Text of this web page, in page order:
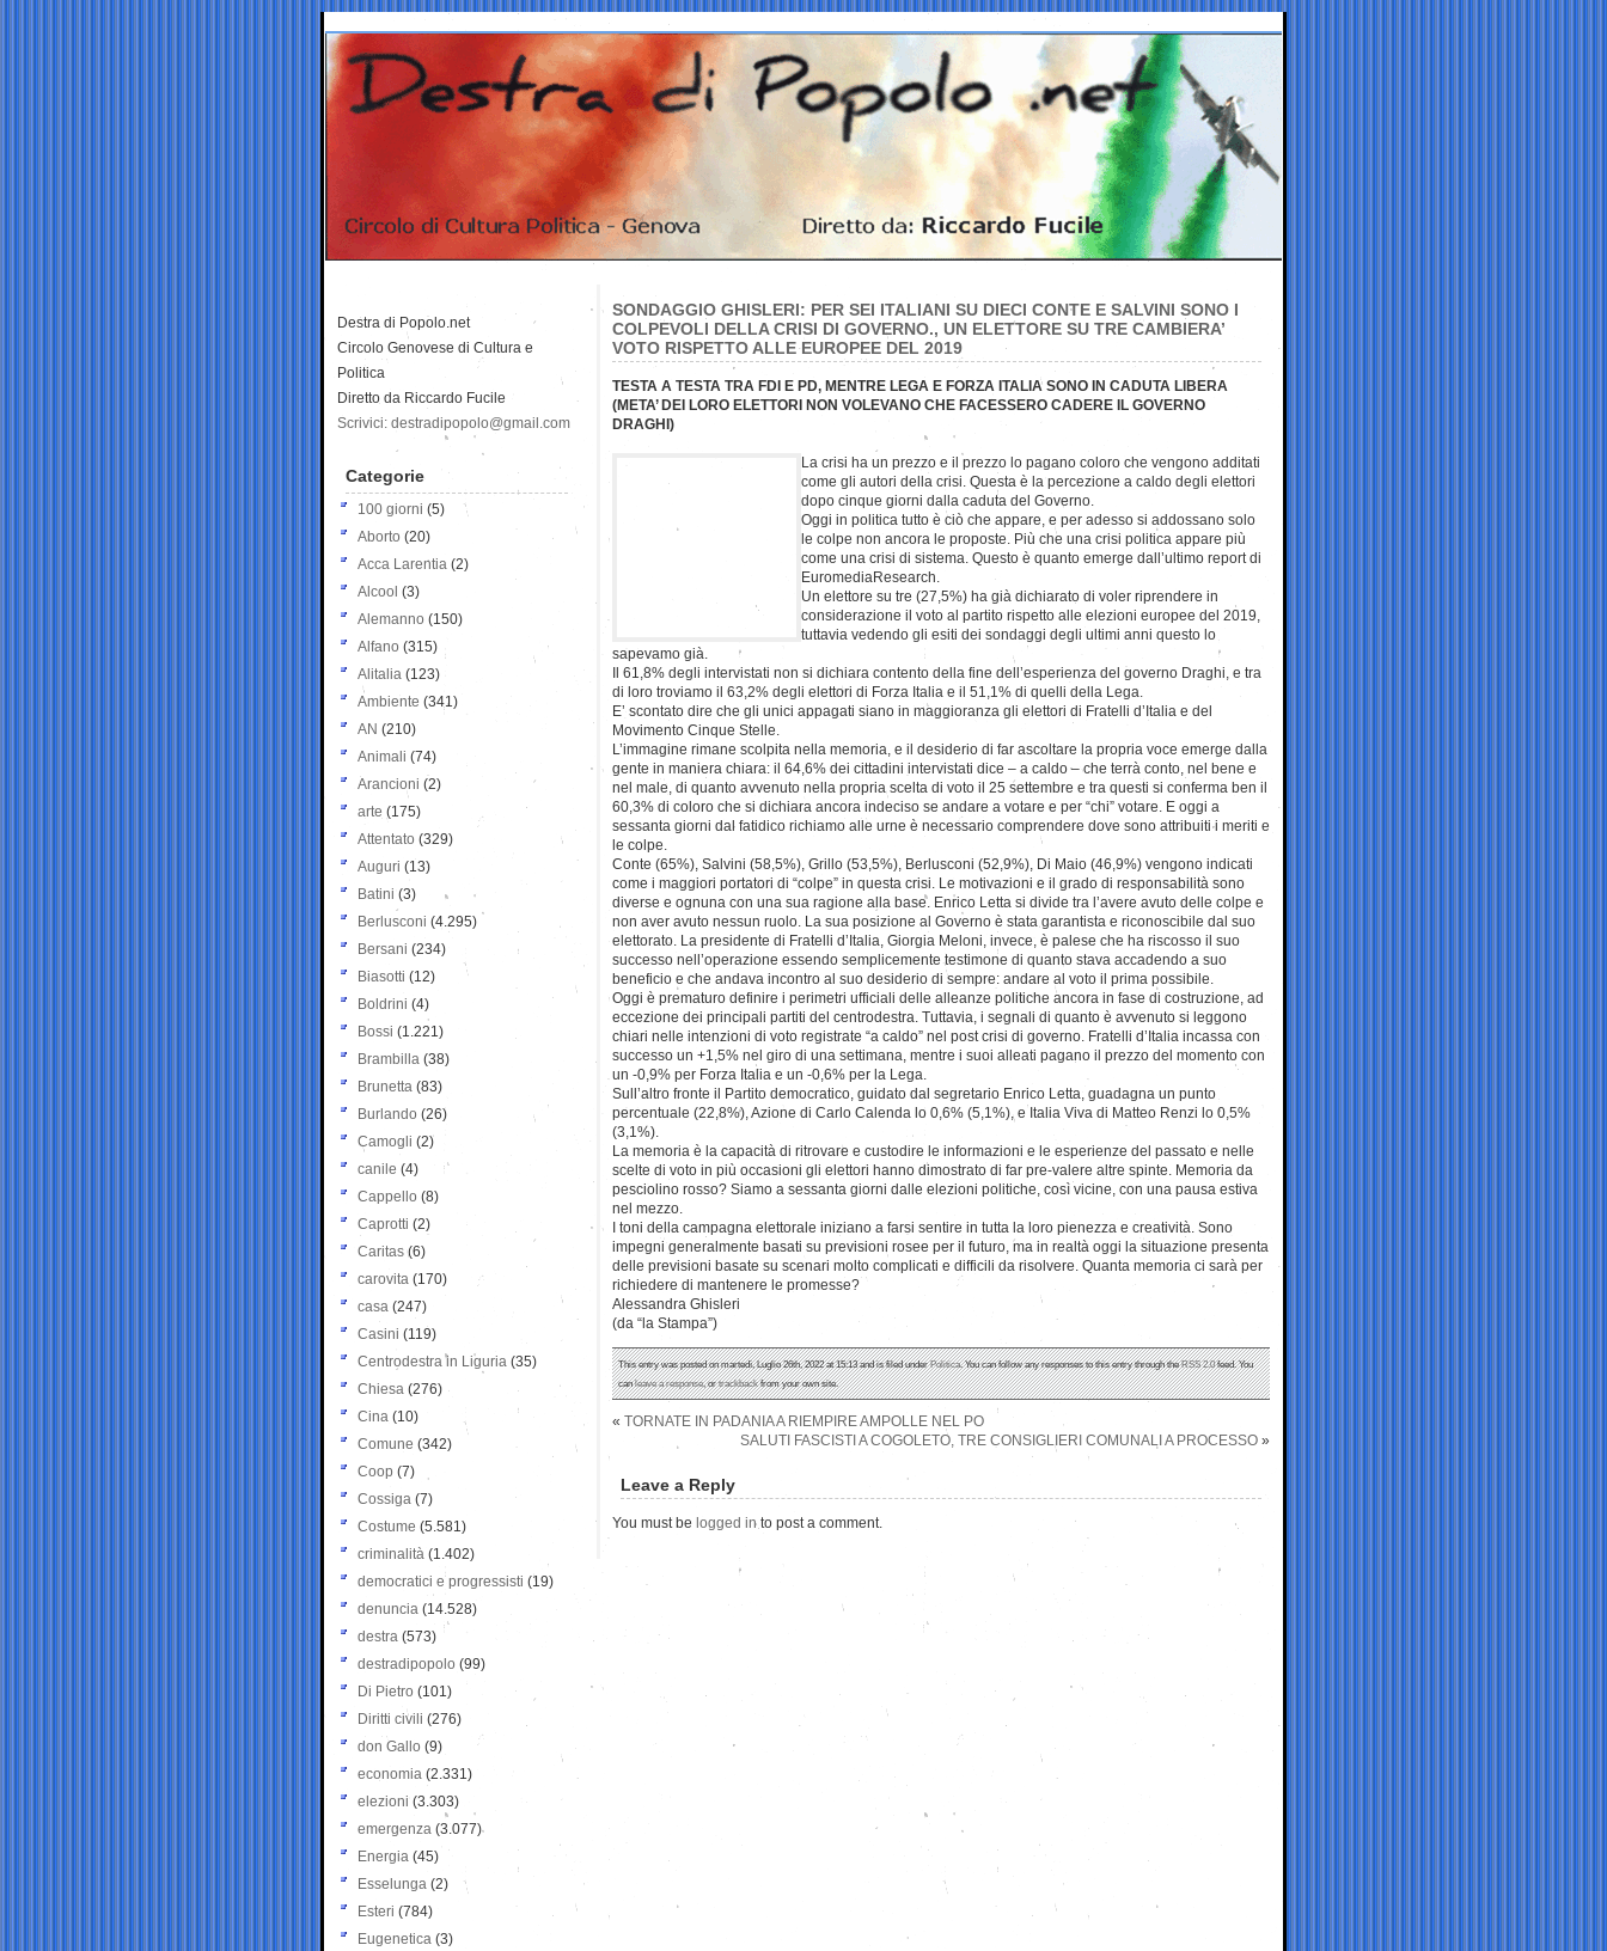
SONDAGGIO GHISLERI: PER SEI ITALIANI SU DIECI CONTE E SALVINI SONO I
COLPEVOLI DELLA CRISI DI GOVERNO., UN ELETTORE SU TRE CAMBIERA’
VOTO RISPETTO ALLE EUROPEE DEL 2019
TESTA A TESTA TRA FDI E PD, MENTRE LEGA E FORZA ITALIA SONO IN CADUTA LIBERA
(META’ DEI LORO ELETTORI NON VOLEVANO CHE FACESSERO CADERE IL GOVERNO
DRAGHI)
La crisi ha un prezzo e il prezzo lo pagano coloro che vengono additati
come gli autori della crisi. Questa è la percezione a caldo degli elettori
dopo cinque giorni dalla caduta del Governo.
Oggi in politica tutto è ciò che appare, e per adesso si addossano solo
le colpe non ancora le proposte. Più che una crisi politica appare più
come una crisi di sistema. Questo è quanto emerge dall’ultimo report di
EuromediaResearch.
Un elettore su tre (27,5%) ha già dichiarato di voler riprendere in
considerazione il voto al partito rispetto alle elezioni europee del 2019,
tuttavia vedendo gli esiti dei sondaggi degli ultimi anni questo lo
sapevamo già.
Il 61,8% degli intervistati non si dichiara contento della fine dell’esperienza del governo Draghi, e tra
di loro troviamo il 63,2% degli elettori di Forza Italia e il 51,1% di quelli della Lega.
E’ scontato dire che gli unici appagati siano in maggioranza gli elettori di Fratelli d’Italia e del
Movimento Cinque Stelle.
L’immagine rimane scolpita nella memoria, e il desiderio di far ascoltare la propria voce emerge dalla
gente in maniera chiara: il 64,6% dei cittadini intervistati dice – a caldo – che terrà conto, nel bene e
nel male, di quanto avvenuto nella propria scelta di voto il 25 settembre e tra questi si conferma ben il
60,3% di coloro che si dichiara ancora indeciso se andare a votare e per “chi” votare. E oggi a
sessanta giorni dal fatidico richiamo alle urne è necessario comprendere dove sono attribuiti i meriti e
le colpe.
Conte (65%), Salvini (58,5%), Grillo (53,5%), Berlusconi (52,9%), Di Maio (46,9%) vengono indicati
come i maggiori portatori di “colpe” in questa crisi. Le motivazioni e il grado di responsabilità sono
diverse e ognuna con una sua ragione alla base. Enrico Letta si divide tra l’avere avuto delle colpe e
non aver avuto nessun ruolo. La sua posizione al Governo è stata garantista e riconoscibile dal suo
elettorato. La presidente di Fratelli d’Italia, Giorgia Meloni, invece, è palese che ha riscosso il suo
successo nell’operazione essendo semplicemente testimone di quanto stava accadendo a suo
beneficio e che andava incontro al suo desiderio di sempre: andare al voto il prima possibile.
Oggi è prematuro definire i perimetri ufficiali delle alleanze politiche ancora in fase di costruzione, ad
eccezione dei principali partiti del centrodestra. Tuttavia, i segnali di quanto è avvenuto si leggono
chiari nelle intenzioni di voto registrate “a caldo” nel post crisi di governo. Fratelli d’Italia incassa con
successo un +1,5% nel giro di una settimana, mentre i suoi alleati pagano il prezzo del momento con
un -0,9% per Forza Italia e un -0,6% per la Lega.
Sull’altro fronte il Partito democratico, guidato dal segretario Enrico Letta, guadagna un punto
percentuale (22,8%), Azione di Carlo Calenda lo 0,6% (5,1%), e Italia Viva di Matteo Renzi lo 0,5%
(3,1%).
La memoria è la capacità di ritrovare e custodire le informazioni e le esperienze del passato e nelle
scelte di voto in più occasioni gli elettori hanno dimostrato di far pre-valere altre spinte. Memoria da
pesciolino rosso? Siamo a sessanta giorni dalle elezioni politiche, così vicine, con una pausa estiva
nel mezzo.
I toni della campagna elettorale iniziano a farsi sentire in tutta la loro pienezza e creatività. Sono
impegni generalmente basati su previsioni rosee per il futuro, ma in realtà oggi la situazione presenta
delle previsioni basate su scenari molto complicati e difficili da risolvere. Quanta memoria ci sarà per
richiedere di mantenere le promesse?
Alessandra Ghisleri
(da “la Stampa”)
This entry was posted on martedì, Luglio 26th, 2022 at 15:13 and is filed underPolitica. You can follow any responses to this entry through theRSS 2.0feed. You
canleave a response, ortrackbackfrom your own site.
« TORNATE IN PADANIA A RIEMPIRE AMPOLLE NEL PO
SALUTI FASCISTI A COGOLETO, TRE CONSIGLIERI COMUNALI A PROCESSO »
Leave a Reply
You must be logged in to post a comment.
Destra di Popolo.net
Circolo Genovese di Cultura e
Politica
Diretto da Riccardo Fucile
Scrivici: destradipopolo@gmail.com
Categorie
100 giorni (5)
Aborto (20)
Acca Larentia (2)
Alcool (3)
Alemanno (150)
Alfano (315)
Alitalia (123)
Ambiente (341)
AN (210)
Animali (74)
Arancioni (2)
arte (175)
Attentato (329)
Auguri (13)
Batini (3)
Berlusconi (4.295)
Bersani (234)
Biasotti (12)
Boldrini (4)
Bossi (1.221)
Brambilla (38)
Brunetta (83)
Burlando (26)
Camogli (2)
canile (4)
Cappello (8)
Caprotti (2)
Caritas (6)
carovita (170)
casa (247)
Casini (119)
Centrodestra in Liguria (35)
Chiesa (276)
Cina (10)
Comune (342)
Coop (7)
Cossiga (7)
Costume (5.581)
criminalità (1.402)
democratici e progressisti (19)
denuncia (14.528)
destra (573)
destradipopolo (99)
Di Pietro (101)
Diritti civili (276)
don Gallo (9)
economia (2.331)
elezioni (3.303)
emergenza (3.077)
Energia (45)
Esselunga (2)
Esteri (784)
Eugenetica (3)